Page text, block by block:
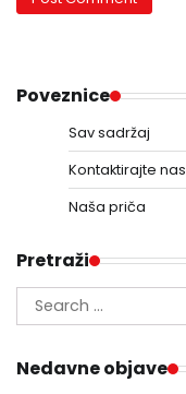
Poveznice
Sav sadržaj
Kontaktirajte nas
Naša priča
Pretraži
Search
for:
Nedavne objave